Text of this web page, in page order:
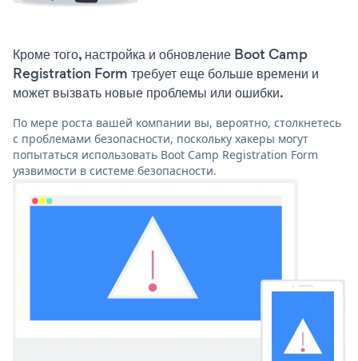
Кроме того, настройка и обновление Boot Camp
Registration Form требует еще больше времени и
может вызвать новые проблемы или ошибки.
По мере роста вашей компании вы, вероятно, столкнетесь
с проблемами безопасности, поскольку хакеры могут
попытаться использовать Boot Camp Registration Form
уязвимости в системе безопасности.